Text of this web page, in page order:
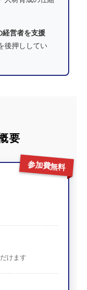
経営者を支援
後押ししてい
要
参加費無料
けます